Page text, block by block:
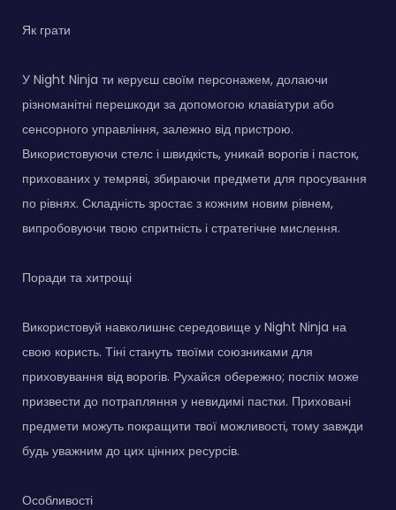
Як грати
У Night Ninja ти керуєш своїм персонажем, долаючи
різноманітні перешкоди за допомогою клавіатури або
сенсорного управління, залежно від пристрою.
Використовуючи стелс і швидкість, уникай ворогів і пасток,
прихованих у темряві, збираючи предмети для просування
по рівнях. Складність зростає з кожним новим рівнем,
випробовуючи твою спритність і стратегічне мислення.
Поради та хитрощі
Використовуй навколишнє середовище у Night Ninja на
свою користь. Тіні стануть твоїми союзниками для
приховування від ворогів. Рухайся обережно; поспіх може
призвести до потрапляння у невидимі пастки. Приховані
предмети можуть покращити твої можливості, тому завжди
будь уважним до цих цінних ресурсів.
Особливості